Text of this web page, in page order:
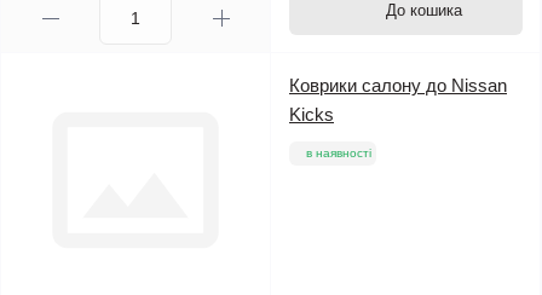
До кошика
Коврики салону до Nissan
Kicks
в наявності